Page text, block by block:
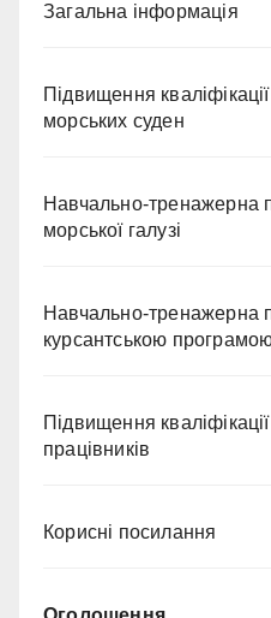
Загальна інформація
Підвищення
морських суден
Навчально-тренажерна
морської галузі
Навчально-тренажерна
курсантською
Підвищення
працівників
Корисні посилання